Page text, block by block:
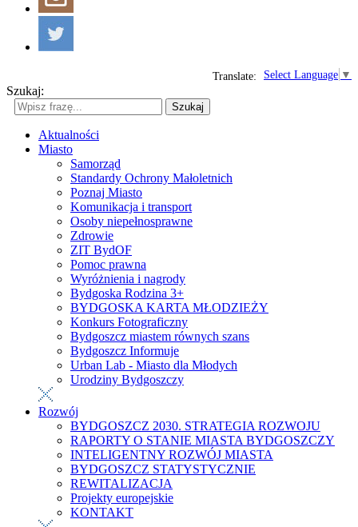
Select Language ▼
Translate:
Szukaj:
Szukaj
Aktualności
Miasto
Samorząd
Standardy Ochrony Małoletnich
Poznaj Miasto
Komunikacja i transport
Osoby niepełnosprawne
Zdrowie
ZIT BydOF
Pomoc prawna
Wyróżnienia i nagrody
Bydgoska Rodzina 3+
BYDGOSKA KARTA MŁODZIEŻY
Konkurs Fotograficzny
Bydgoszcz miastem równych szans
Bydgoszcz Informuje
Urban Lab - Miasto dla Młodych
Urodziny Bydgoszczy
Rozwój
BYDGOSZCZ 2030. STRATEGIA ROZWOJU
RAPORTY O STANIE MIASTA BYDGOSZCZY
INTELIGENTNY ROZWÓJ MIASTA
BYDGOSZCZ STATYSTYCZNIE
REWITALIZACJA
Projekty europejskie
KONTAKT